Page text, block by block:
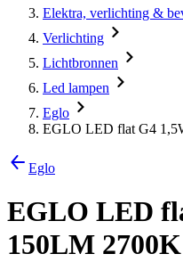
Elektra, verlichting &
Verlichting
Lichtbronnen
Led lampen
Eglo
EGLO LED flat G4
Eglo
EGLO LED
150LM